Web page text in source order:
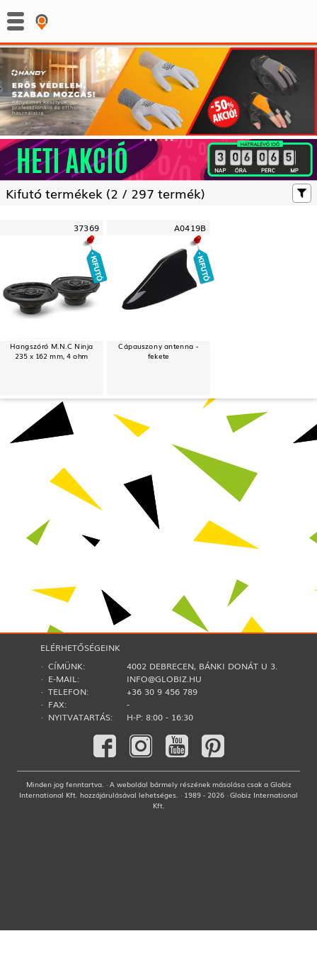
: :
Kifutó termékek (2 / 297 termék)
37369
Hangszóró M.N.C Ninja
235 x 162 mm, 4 ohm
A0419B
Cápauszony antenna -
fekete
ELÉRHETŐSÉGEINK
· CÍMÜNK:
4002 DEBRECEN, BÁNKI DONÁT U 3.
· E-MAIL:
INFO@GLOBIZ.HU
· TELEFON:
+36 30 9 456 789
· FAX:
-
· NYITVATARTÁS:
H-P: 8:00 - 16:30
Minden jog fenntartva. · A weboldal bármely részének másolása csak a Globiz
International Kft. hozzájárulásával lehetséges. · 1989 - 2026 · Globiz International
Kft.